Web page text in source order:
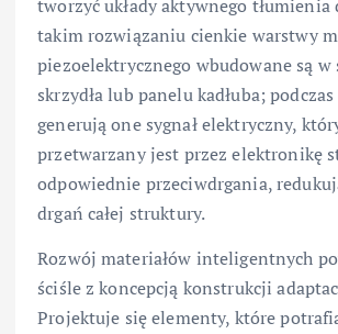
tworzyć układy aktywnego tłumienia
takim rozwiązaniu cienkie warstwy
piezoelektrycznego wbudowane są
skrzydła lub panelu kadłuba;
generują one sygnał elektryczny,
przetwarzany jest przez elektronikę
odpowiednie przeciwdrgania,
drgań całej struktury.
Rozwój materiałów inteligentnych
ściśle z koncepcją konstrukcji
Projektuje się elementy, które